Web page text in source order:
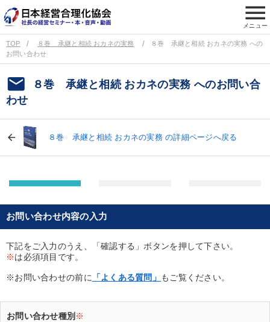
menu
メニュー
TOP ８巻 承継と相続 おカネの実務
８巻 承継と相続 おカネの実務 への
お問い合わせ
email
８巻 承継と相続 おカネの実務 へのお問い合
わせ
８巻 承継と相続 おカネの実務 の詳細ページへ戻る
お問い合わせ内容の入力
下記をご入力のうえ、「確認する」ボタンを押して下さい。
※は必須項目です。
※お問い合わせの前に 「よくある質問」 もご覧ください。
お問い合わせ種別 ※